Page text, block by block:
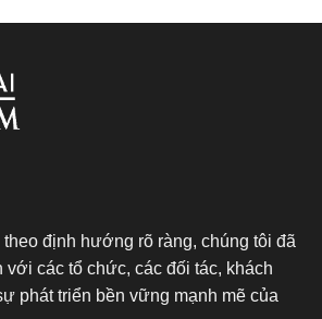
định hướng rõ ràng, chúng tôi đã
với các tổ chức, các đối tác, khách
phát triển bền vững mạnh mẽ của